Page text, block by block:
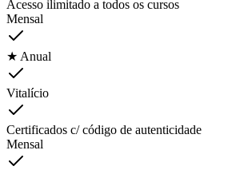
Acesso ilimitado a todos os cursos
Mensal
★ Anual
Vitalício
Certificados c/ código de autenticidade
Mensal